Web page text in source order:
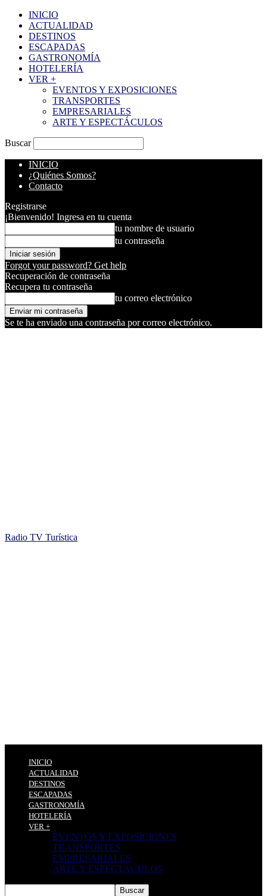
INICIO
ACTUALIDAD
DESTINOS
ESCAPADAS
GASTRONOMÍA
HOTELERÍA
VER +
EVENTOS Y EXPOSICIONES
TRANSPORTES
EMPRESARIALES
ARTE Y ESPECTÁCULOS
Buscar
INICIO
¿Quiénes Somos?
Contacto
Registrarse
¡Bienvenido! Ingresa en tu cuenta
tu nombre de usuario
tu contraseña
Forgot your password? Get help
Recuperación de contraseña
Recupera tu contraseña
tu correo electrónico
Se te ha enviado una contraseña por correo electrónico.
Radio TV Turística
INICIO
ACTUALIDAD
DESTINOS
ESCAPADAS
GASTRONOMÍA
HOTELERÍA
VER +
EVENTOS Y EXPOSICIONES
TRANSPORTES
EMPRESARIALES
ARTE Y ESPECTÁCULOS